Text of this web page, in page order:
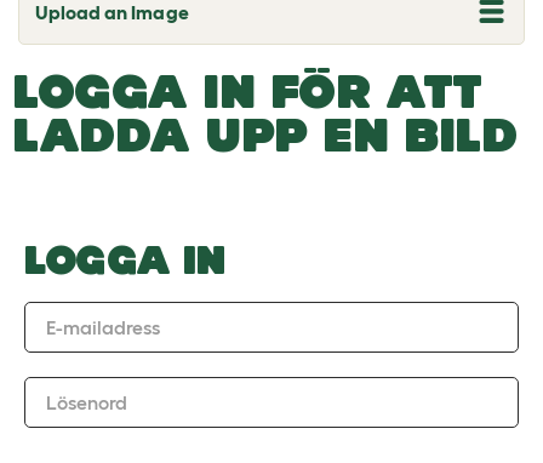
Upload an Image
T
o
g
l
d
r
w
n
LOGGA IN FÖR ATT
LADDA UPP EN BILD
LOGGA IN
E-mailadress
Lösenord